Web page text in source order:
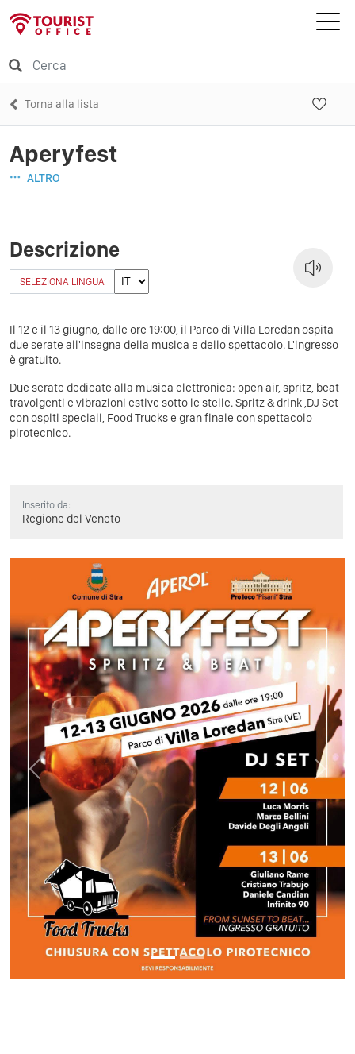
Torna alla lista
Aperyfest
ALTRO
Descrizione
SELEZIONA LINGUA
Il 12 e il 13 giugno, dalle ore 19:00, il Parco di Villa Loredan ospita
due serate all'insegna della musica e dello spettacolo. L'ingresso
è gratuito.
Due serate dedicate alla musica elettronica: open air, spritz, beat
travolgenti e vibrazioni estive sotto le stelle. Spritz & drink ,DJ Set
con ospiti speciali, Food Trucks e gran finale con spettacolo
pirotecnico.
Inserito da:
Regione del Veneto
Previous Next